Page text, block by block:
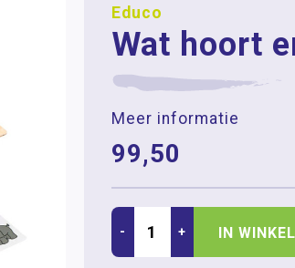
Educo
Wat hoort
Meer informatie
99,50
- + IN